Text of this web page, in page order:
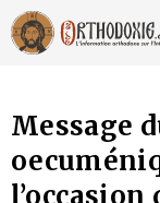
Aller
au
contenu
Message